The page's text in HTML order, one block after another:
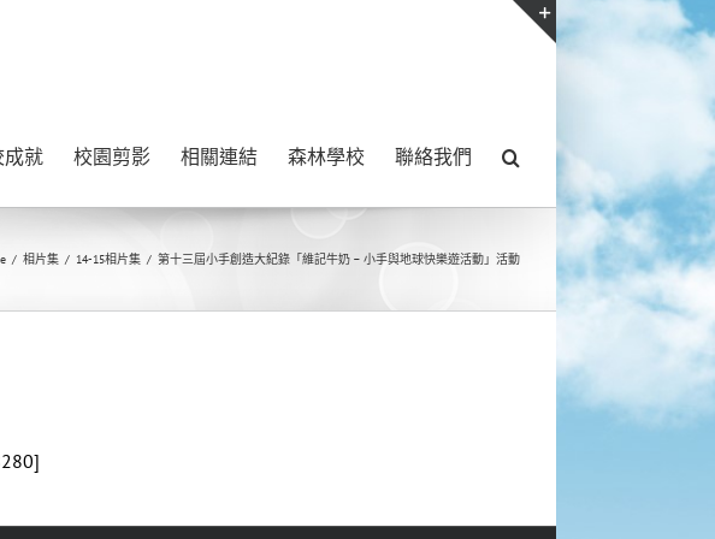
成就 校園剪影 相關連結 森林學校 聯絡我們
/ 相片集 / 14-15相片集 / 第十三屆小手創造大紀錄「維記牛奶 – 小手與地球快樂遊活動」活動
Toggle
Area